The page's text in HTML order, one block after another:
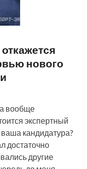
нового
вообще
экспертный
кандидатура?
достаточно
другие